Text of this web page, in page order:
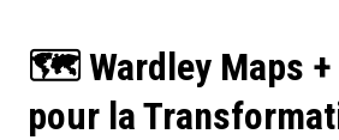
🗺️ Wardley Maps +
pour la